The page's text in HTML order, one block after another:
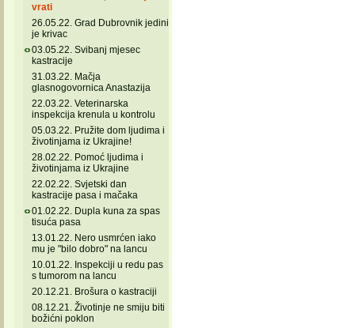
vrati
26.05.22. Grad Dubrovnik jedini
je krivac
03.05.22. Svibanj mjesec
kastracije
31.03.22. Mačja
glasnogovornica Anastazija
22.03.22. Veterinarska
inspekcija krenula u kontrolu
05.03.22. Pružite dom ljudima i
životinjama iz Ukrajine!
28.02.22. Pomoć ljudima i
životinjama iz Ukrajine
22.02.22. Svjetski dan
kastracije pasa i mačaka
01.02.22. Dupla kuna za spas
tisuća pasa
13.01.22. Nero usmrćen iako
mu je "bilo dobro" na lancu
10.01.22. Inspekciji u redu pas
s tumorom na lancu
20.12.21. Brošura o kastraciji
08.12.21. Životinje ne smiju biti
božićni poklon